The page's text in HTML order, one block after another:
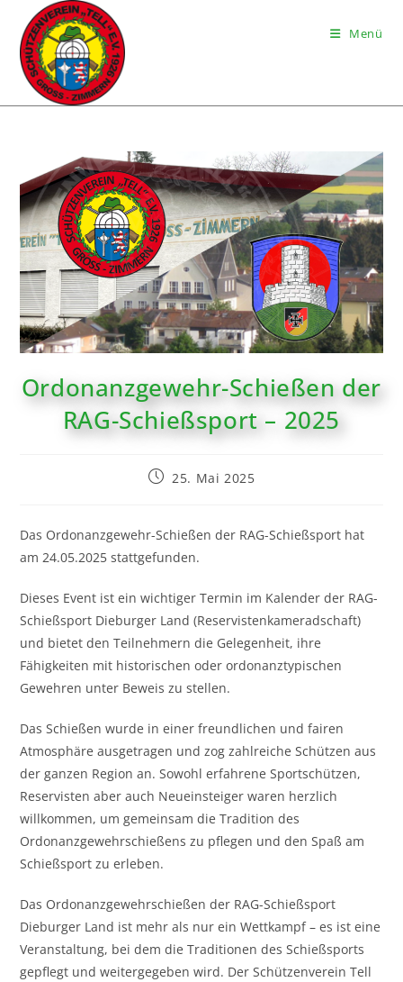
Menü
Ordonanzgewehr-Schießen der
RAG-Schießsport – 2025
25. Mai 2025
Das Ordonanzgewehr-Schießen der RAG-Schießsport hat
am 24.05.2025 stattgefunden.
Dieses Event ist ein wichtiger Termin im Kalender der RAG-
Schießsport Dieburger Land (Reservistenkameradschaft)
und bietet den Teilnehmern die Gelegenheit, ihre
Fähigkeiten mit historischen oder ordonanztypischen
Gewehren unter Beweis zu stellen.
Das Schießen wurde in einer freundlichen und fairen
Atmosphäre ausgetragen und zog zahlreiche Schützen aus
der ganzen Region an. Sowohl erfahrene Sportschützen,
Reservisten aber auch Neueinsteiger waren herzlich
willkommen, um gemeinsam die Tradition des
Ordonanzgewehrschießens zu pflegen und den Spaß am
Schießsport zu erleben.
Das Ordonanzgewehrschießen der RAG-Schießsport
Dieburger Land ist mehr als nur ein Wettkampf – es ist eine
Veranstaltung, bei dem die Traditionen des Schießsports
gepflegt und weitergegeben wird. Der Schützenverein Tell